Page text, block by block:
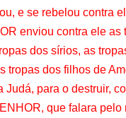
e se rebelou contra
enviou contra ele as
dos sírios, as
tropas dos filhos de
Judá, para o destruir,
que falara pelo